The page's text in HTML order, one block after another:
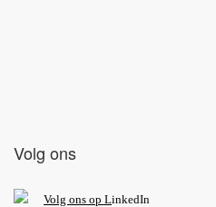
Volg ons
Volg ons op LinkedIn